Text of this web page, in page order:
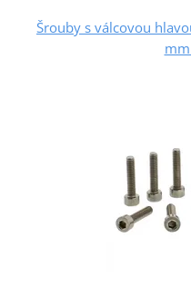
Šrouby s válcovou